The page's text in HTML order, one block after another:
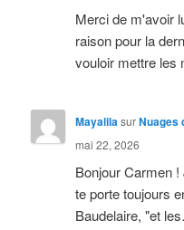
Merci de m'avoir
raison pour la
vouloir mettre
MayalilasurNuages
mai 22, 2026
Bonjour Carmen
te porte toujours
Baudelaire, "et